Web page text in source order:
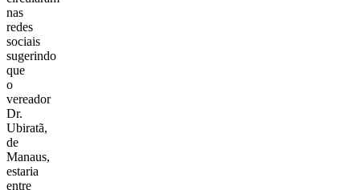
nas
redes
sociais
sugerindo
que
o
vereador
Dr.
Ubiratã,
de
Manaus,
estaria
entre